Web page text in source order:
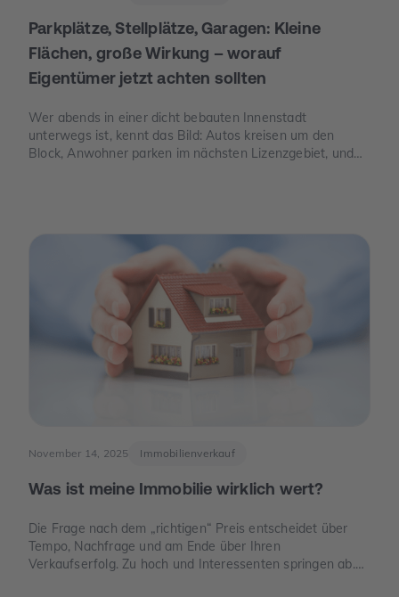
Parkplätze, Stellplätze, Garagen: Kleine
Flächen, große Wirkung – worauf
Eigentümer jetzt achten sollten
Wer abends in einer dicht bebauten Innenstadt
unterwegs ist, kennt das Bild: Autos kreisen um den
Block, Anwohner parken im nächsten Lizenzgebiet, und
und E-Mobilität den Wert eines Stellplatzes oder einer
Garage verändern können.
November 14, 2025 Immobilienverkauf
Was ist meine Immobilie wirklich wert?
Die Frage nach dem „richtigen“ Preis entscheidet über
Tempo, Nachfrage und am Ende über Ihren
Verkaufserfolg. Zu hoch und Interessenten springen ab.